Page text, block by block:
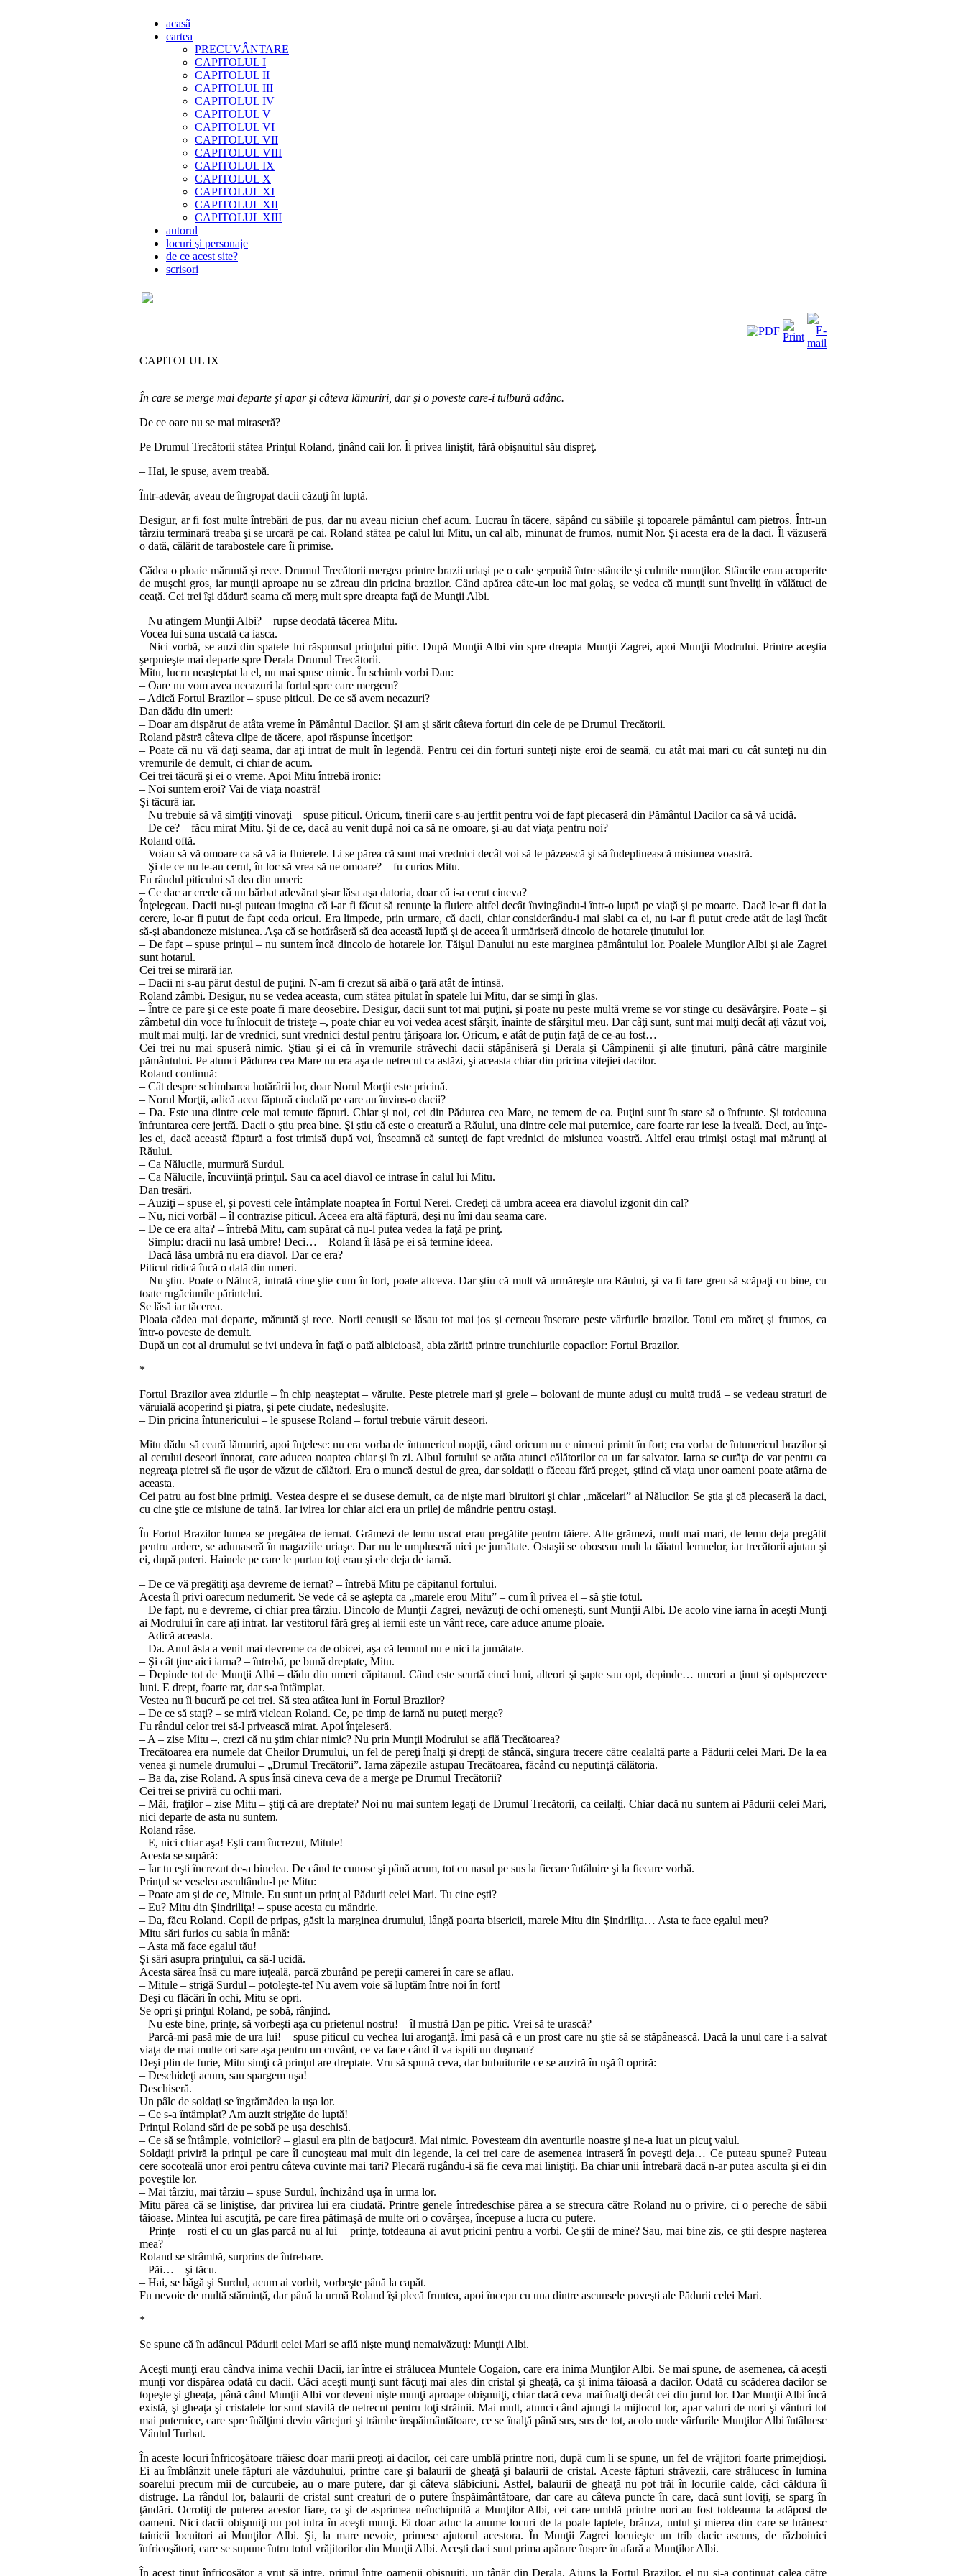
acasã
cartea
PRECUVÂNTARE
CAPITOLUL I
CAPITOLUL II
CAPITOLUL III
CAPITOLUL IV
CAPITOLUL V
CAPITOLUL VI
CAPITOLUL VII
CAPITOLUL VIII
CAPITOLUL IX
CAPITOLUL X
CAPITOLUL XI
CAPITOLUL XII
CAPITOLUL XIII
autorul
locuri şi personaje
de ce acest site?
scrisori
CAPITOLUL IX
În care se merge mai departe şi apar şi câteva lămuriri, dar şi o poveste care‑i tulbură adânc.
De ce oare nu se mai miraseră?
Pe Drumul Trecătorii stătea Prinţul Roland, ţinând caii lor. Îi privea liniştit, fără obişnuitul său dispreţ.
– Hai, le spuse, avem treabă.
Într‑adevăr, aveau de îngropat dacii căzuţi în luptă.
Desigur, ar fi fost multe întrebări de pus, dar nu a­veau niciun chef acum. Lucrau în tăcere, săpând cu să­bi­ile şi to­poa­rele pământul cam pietros. Într‑un
târziu ter­mi­­­nară treaba şi se urcară pe cai. Roland stătea pe calul lui Mitu, un cal alb, mi­nu­nat de frumos, numit Nor. Şi a­ces­ta era de la daci. Îl vă­zu­seră
o dată, călărit de ta­ra­bos­tele care îi primise.
Cădea o ploaie măruntă şi rece. Drumul Trecătorii mergea printre brazii uriaşi pe o cale şerpuită între stân­cile şi culmile munţilor. Stâncile erau acoperite
de muşchi gros, iar munţii aproape nu se zăreau din pricina brazilor. Când a­­părea câte‑un loc mai golaş, se vedea că munţii sunt în­ve­liţi în vălătuci de
ceaţă. Cei trei îşi dădură seama că merg mult spre dreapta faţă de Munţii Albi.
– Nu atingem Munţii Albi? – rupse deodată tăce­rea Mitu.
Vocea lui suna uscată ca iasca.
– Nici vorbă, se auzi din spatele lui răspunsul prin­ţu­lui pitic. După Munţii Albi vin spre dreapta Munţii Za­grei, a­poi Munţii Modrului. Printre aceştia
şerpuieşte mai de­parte spre Derala Drumul Trecătorii.
Mitu, lucru neaşteptat la el, nu mai spuse nimic. În schimb vorbi Dan:
– Oare nu vom avea necazuri la fortul spre care mergem?
– Adică Fortul Brazilor – spuse piticul. De ce să a­vem necazuri?
Dan dădu din umeri:
– Doar am dispărut de atâta vreme în Pământul Da­cilor. Şi am şi sărit câteva forturi din cele de pe Dru­mul Trecătorii.
Roland păstră câteva clipe de tăcere, apoi răspunse încetişor:
– Poate că nu vă daţi seama, dar aţi intrat de mult în legendă. Pentru cei din forturi sunteţi nişte eroi de sea­mă, cu atât mai mari cu cât sunteţi nu din
vremurile de demult, ci chiar de acum.
Cei trei tăcură şi ei o vreme. Apoi Mitu întrebă ironic:
– Noi suntem eroi? Vai de viaţa noastră!
Şi tăcură iar.
– Nu trebuie să vă simţiţi vinovaţi – spuse piticul. Ori­cum, tinerii care s‑au jertfit pentru voi de fapt pleca­se­ră din Pă­mân­tul Dacilor ca să vă ucidă.
– De ce? – făcu mirat Mitu. Şi de ce, dacă au venit du­pă noi ca să ne omoare, şi‑au dat viaţa pentru noi?
Roland oftă.
– Voiau să vă omoare ca să vă ia fluierele. Li se pă­rea că sunt mai vrednici decât voi să le păzească şi să în­de­pli­neas­că misiunea voastră.
– Şi de ce nu le‑au cerut, în loc să vrea să ne o­moa­re? – fu curios Mitu.
Fu rândul piticului să dea din umeri:
– Ce dac ar crede că un bărbat adevărat şi‑ar lăsa aşa datoria, doar că i‑a cerut cineva?
Înţelegeau. Dacii nu‑şi puteau imagina că i‑ar fi fă­cut să renunţe la fluiere altfel decât învingându‑i într‑o lup­tă pe viaţă şi pe moarte. Dacă le‑ar fi dat la
cerere, le‑ar fi putut de fapt ceda oricui. Era limpede, prin urmare, că dacii, chiar considerându‑i mai slabi ca ei, nu i‑ar fi putut crede atât de laşi încât
să‑şi abandoneze misiunea. Aşa că se hotărâseră să dea această luptă şi de aceea îi urmăriseră dincolo de ho­ta­rele ţinutului lor.
– De fapt – spuse prinţul – nu suntem încă dincolo de hotarele lor. Tăişul Danului nu este marginea pămân­tu­lui lor. Poalele Munţilor Albi şi ale Zagrei
sunt hotarul.
Cei trei se mirară iar.
– Dacii ni s‑au părut destul de puţini. N‑am fi cre­zut să aibă o ţară atât de întinsă.
Roland zâmbi. Desigur, nu se vedea aceasta, cum stă­­tea pitulat în spatele lui Mitu, dar se simţi în glas.
– Între ce pare şi ce este poate fi mare deosebire. De­sigur, dacii sunt tot mai puţini, şi poate nu peste multă vre­me se vor stinge cu desăvârşire. Poate – şi
zâmbetul din vo­ce fu înlocuit de tristeţe –, poate chiar eu voi vedea acest sfâr­şit, înainte de sfârşitul meu. Dar câţi sunt, sunt mai mulţi decât aţi văzut voi,
mult mai mulţi. Iar de vred­nici, sunt vrednici des­­tul pentru ţărişoara lor. Ori­cum, e atât de puţin faţă de ce‑au fost…
Cei trei nu mai spuseră nimic. Ştiau şi ei că în vre­mu­rile străvechi dacii stăpâniseră şi Derala şi Câmpinenii şi al­te ţinuturi, până către marginile
pământului. Pe a­tunci Pă­du­rea cea Mare nu era aşa de netrecut ca astăzi, şi a­ceas­ta chiar din pricina vitejiei dacilor.
Roland continuă:
– Cât despre schimbarea hotărârii lor, doar Norul Mor­­ţii este pricină.
– Norul Morţii, adică acea făptură ciudată pe care au învins‑o dacii?
– Da. Este una dintre cele mai temute făpturi. Chiar şi noi, cei din Pădurea cea Mare, ne temem de ea. Puţini sunt în stare să o înfrunte. Şi totdeauna
înfruntarea cere jertfă. Dacii o ştiu prea bine. Şi ştiu că este o creatură a Ră­ului, una dintre cele mai puternice, care foarte rar iese la iveală. Deci, au în­ţe­
les ei, dacă această făptură a fost tri­misă după voi, înseamnă că sunteţi de fapt vred­nici de misiunea voastră. Altfel erau trimişi ostaşi mai mărunţi ai
Răului.
– Ca Nălucile, murmură Surdul.
– Ca Nălucile, încuviinţă prinţul. Sau ca acel diavol ce intrase în calul lui Mitu.
Dan tresări.
– Auziţi – spuse el, şi povesti cele întâmplate noap­tea în Fortul Nerei. Credeţi că umbra aceea era dia­volul iz­gonit din cal?
– Nu, nici vorbă! – îl contrazise piticul. Aceea era al­tă făptură, deşi nu îmi dau seama care.
– De ce era alta? – întrebă Mitu, cam supărat că nu‑l putea vedea la faţă pe prinţ.
– Simplu: dracii nu lasă umbre! Deci… – Roland îi lă­să pe ei să termine ideea.
– Dacă lăsa umbră nu era diavol. Dar ce era?
Piticul ridică încă o dată din umeri.
– Nu ştiu. Poate o Nălucă, intrată cine ştie cum în fort, poate altceva. Dar ştiu că mult vă urmăreşte ura Ră­u­lui, şi va fi tare greu să scăpaţi cu bine, cu
toate rugăciu­nile părintelui.
Se lăsă iar tăcerea.
Ploaia cădea mai departe, măruntă şi rece. Norii ce­­nu­şii se lăsau tot mai jos şi cerneau înserare peste vâr­fu­rile bra­­zilor. Totul era măreţ şi frumos, ca
într‑o po­ves­te de demult.
După un cot al drumului se ivi undeva în faţă o pa­­­tă albicioasă, abia zărită printre trunchiurile copacilor: Fortul Brazilor.
*
Fortul Brazilor avea zidurile – în chip neaşteptat – vă­ru­­ite. Peste pietrele mari şi grele – bolovani de munte a­duşi cu multă trudă – se vedeau straturi de
văruială a­co­perind şi pia­­tra, şi pete ciudate, nedesluşite.
– Din pricina întunericului – le spusese Roland – for­tul trebuie văruit deseori.
Mitu dădu să ceară lămuriri, apoi înţelese: nu era vor­­­ba de întunericul nopţii, când oricum nu e nimeni pri­mit în fort; era vorba de întunericul brazilor şi
al ce­rului deseori în­norat, care aducea noaptea chiar şi în zi. Albul for­­tului se a­ră­ta atunci călătorilor ca un far salva­tor. Iarna se curăţa de var pentru ca
negreaţa pietrei să fie uşor de vă­zut de călători. Era o muncă destul de grea, dar soldaţii o făceau fără preget, şti­ind că viaţa unor oameni poate a­târna de
aceasta.
Cei patru au fost bine primiţi. Vestea despre ei se du­­sese demult, ca de nişte mari biruitori şi chiar „măce­lari” ai Nălucilor. Se ştia şi că plecaseră la daci,
cu cine ştie ce mi­si­une de taină. Iar ivirea lor chiar aici era un pri­lej de mândrie pentru ostaşi.
În Fortul Brazilor lumea se pregătea de iernat. Gră­mezi de lemn uscat erau pregătite pentru tăiere. Alte gră­mezi, mult mai mari, de lemn deja pregătit
pentru ar­dere, se adunaseră în magaziile uriaşe. Dar nu le umplu­seră nici pe jumătate. Ostaşii se oboseau mult la tăiatul lem­ne­lor, iar tre­că­torii ajutau şi
ei, după puteri. Hainele pe care le pur­tau toţi erau şi ele deja de iarnă.
– De ce vă pregătiţi aşa devreme de iernat? – în­tre­bă Mitu pe căpitanul fortului.
Acesta îl privi oarecum nedumerit. Se vede că se aş­­tepta ca „marele erou Mitu” – cum îl privea el – să ştie totul.
– De fapt, nu e devreme, ci chiar prea târziu. Din­co­lo de Munţii Zagrei, nevăzuţi de ochi omeneşti, sunt Mun­ţii Albi. De acolo vine iarna în aceşti Munţi
ai Mo­drului în care aţi intrat. Iar vestitorul fără greş al iernii este un vânt rece, care aduce anume ploaie.
– Adică aceasta.
– Da. Anul ăsta a venit mai devreme ca de obicei, a­şa că lemnul nu e nici la jumătate.
– Şi cât ţine aici iarna? – întrebă, pe bună dreptate, Mitu.
– Depinde tot de Munţii Albi – dădu din umeri că­pi­ta­nul. Când este scurtă cinci luni, alteori şi şapte sau opt, de­­pin­­de… uneori a ţinut şi optsprezece
luni. E drept, foar­te rar, dar s‑a întâmplat.
Vestea nu îi bucură pe cei trei. Să stea atâtea luni în For­­­­tul Brazilor?
– De ce să staţi? – se miră viclean Roland. Ce, pe timp de iarnă nu puteţi merge?
Fu rândul celor trei să‑l privească mirat. Apoi în­ţe­leseră.
– A – zise Mitu –, crezi că nu ştim chiar nimic? Nu prin Munţii Modrului se află Trecătoarea?
Trecătoarea era numele dat Cheilor Drumului, un fel de pereţi înalţi şi drepţi de stâncă, singura trecere către cea­laltă parte a Pădurii celei Mari. De la ea
venea şi nu­me­le dru­mului – „Drumul Trecătorii”. Iarna zăpezile as­tu­pau Tre­că­toarea, făcând cu neputinţă călătoria.
– Ba da, zise Roland. A spus însă cineva ceva de a mer­­ge pe Drumul Trecătorii?
Cei trei se priviră cu ochii mari.
– Măi, fraţilor – zise Mitu – ştiţi că are dreptate? Noi nu mai suntem legaţi de Drumul Trecătorii, ca cei­lalţi. Chiar dacă nu suntem ai Pădurii celei Mari,
nici de­par­te de asta nu sun­tem.
Roland râse.
– E, nici chiar aşa! Eşti cam încrezut, Mitule!
Acesta se supără:
– Iar tu eşti încrezut de‑a binelea. De când te cu­nosc şi până acum, tot cu nasul pe sus la fiecare întâlnire şi la fie­ca­re vorbă.
Prinţul se veselea ascultându‑l pe Mitu:
– Poate am şi de ce, Mitule. Eu sunt un prinţ al Pă­du­rii celei Mari. Tu cine eşti?
– Eu? Mitu din Şindriliţa! – spuse acesta cu mân­drie.
– Da, făcu Roland. Copil de pripas, găsit la margi­nea drumului, lângă poarta bisericii, marele Mitu din Şin­dri­li­ţa… Asta te face egalul meu?
Mitu sări furios cu sabia în mână:
– Asta mă face egalul tău!
Şi sări asupra prinţului, ca să‑l ucidă.
Acesta sărea însă cu mare iuţeală, parcă zburând pe pereţii camerei în care se aflau.
– Mitule – strigă Surdul – potoleşte‑te! Nu avem voie să luptăm între noi în fort!
Deşi cu flăcări în ochi, Mitu se opri.
Se opri şi prinţul Roland, pe sobă, rânjind.
– Nu este bine, prinţe, să vorbeşti aşa cu prietenul nos­­­tru! – îl mustră Dan pe pitic. Vrei să te urască?
– Parcă‑mi pasă mie de ura lui! – spuse piticul cu ve­­chea lui aroganţă. Îmi pasă că e un prost care nu ştie să se stă­pâ­neas­că. Dacă la unul care i‑a salvat
viaţa de mai mul­te ori sa­­re aşa pentru un cuvânt, ce va face când îl va ispiti un duşman?
Deşi plin de furie, Mitu simţi că prinţul are drep­ta­te. Vru să spună ceva, dar bubuiturile ce se auziră în uşă îl opriră:
– Deschideţi acum, sau spargem uşa!
Deschiseră.
Un pâlc de soldaţi se îngrămădea la uşa lor.
– Ce s‑a întâmplat? Am auzit strigăte de luptă!
Prinţul Roland sări de pe sobă pe uşa deschisă.
– Ce să se întâmple, voinicilor? – glasul era plin de bat­jocură. Mai nimic. Povesteam din aventurile noastre şi ne‑a luat un picuţ valul.
Soldaţii priviră la prinţul pe care îl cunoşteau mai mult din legende, la cei trei care de asemenea intraseră în po­veşti deja… Ce puteau spune? Puteau
cere socoteală u­nor e­roi pen­tru câteva cuvinte mai tari? Plecară ru­gân­du‑i să fie ce­va mai liniştiţi. Ba chiar unii întrebară dacă n‑ar putea as­culta şi ei din
poveştile lor.
– Mai târziu, mai târziu – spuse Surdul, închizând u­şa în urma lor.
Mitu părea că se liniştise, dar privirea lui era ciu­da­tă. Printre genele întredeschise părea a se strecura către Roland nu o privire, ci o pereche de săbii
tăioase. Mintea lui as­cu­ţi­tă, pe care firea pătimaşă de multe ori o covâr­şea, începuse a lucra cu putere.
– Prinţe – rosti el cu un glas parcă nu al lui – prin­ţe, totdeauna ai avut pricini pentru a vorbi. Ce ştii de mi­ne? Sau, mai bine zis, ce ştii despre naşterea
mea?
Roland se strâmbă, surprins de întrebare.
– Păi… – şi tăcu.
– Hai, se băgă şi Surdul, acum ai vorbit, vorbeşte pâ­nă la capăt.
Fu nevoie de multă stăruinţă, dar până la urmă Ro­land îşi plecă fruntea, apoi începu cu una dintre ascun­sele poveşti ale Pădurii celei Mari.
*
Se spune că în adâncul Pădurii celei Mari se află niş­te munţi nemaivăzuţi: Munţii Albi.
Aceşti munţi erau cândva inima vechii Dacii, iar în­­tre ei strălucea Muntele Cogaion, care era inima Mun­ţilor Albi. Se mai spune, de asemenea, că aceşti
munţi vor dis­părea o­dată cu dacii. Căci aceşti munţi sunt făcuţi mai a­les din cristal şi gheaţă, ca şi inima tăioasă a dacilor. O­dată cu scăderea dacilor se
to­peşte şi gheaţa, până când Munţii Albi vor de­ve­ni nişte munţi a­proape obişnuiţi, chiar dacă ceva mai înalţi de­cât cei din jurul lor. Dar Mun­ţii Albi încă
există, şi gheaţa şi cristalele lor sunt sta­­vilă de netrecut pentru toţi străinii. Mai mult, a­tunci când a­jungi la mijlocul lor, apar valuri de nori şi vânturi tot
mai pu­ternice, care spre înălţimi devin vârtejuri şi trâmbe îns­­păi­mân­tătoare, ce se înalţă până sus, sus de tot, a­colo un­de vâr­furile Munţilor Albi întâlnesc
Vântul Turbat.
În aceste locuri înfricoşătoare trăiesc doar marii pre­oţi ai dacilor, cei care umblă printre nori, după cum li se spune, un fel de vrăjitori foarte primejdioşi.
Ei au îmblân­zit unele făp­turi ale văzduhului, printre care şi balaurii de gheaţă şi ba­la­urii de cristal. Aceste făpturi străvezii, ca­­re strălucesc în lu­mi­na
soarelui precum mii de curcu­be­ie, au o mare putere, dar şi câteva slăbiciuni. Astfel, ba­la­u­rii de gheaţă nu pot trăi în lo­cu­rile calde, căci căl­dura îi
distruge. La rândul lor, balaurii de cris­tal sunt creaturi de o putere înspăimântătoare, dar care au câ­teva puncte în ca­re, dacă sunt loviţi, se sparg în
ţăndări. O­cro­­tiţi de pu­te­­rea acestor fiare, ca şi de asprimea neînchipu­ită a Mun­ţilor Albi, cei care umblă printre nori au fost tot­deauna la a­dă­post de
oameni. Nici dacii obişnuiţi nu pot intra în a­ceşti munţi. Ei doar aduc la anume locuri de la poale lap­te­le, brân­za, untul şi mierea din care se hrănesc
tainicii lo­cu­itori ai Mun­ţilor Albi. Şi, la mare nevoie, pri­mesc aju­to­rul aces­to­ra. În Munţii Za­grei locuieşte un trib dacic as­cuns, de răz­boinici
înfricoşători, care se supune întru to­tul vră­ji­to­rilor din Munţii Albi. Aceşti daci sunt prima a­pă­rare îns­pre în a­­fară a Munţilor Albi.
În acest ţinut înfricoşător a vrut să intre, primul în­tre oa­menii obişnuiţi, un tânăr din Derala. Ajuns la Fortul Bra­zi­lor, el nu şi‑a continuat calea către